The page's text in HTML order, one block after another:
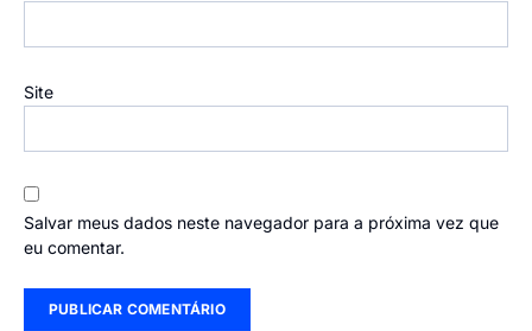
Site
Salvar meus dados neste navegador para a próxima vez que
eu comentar.